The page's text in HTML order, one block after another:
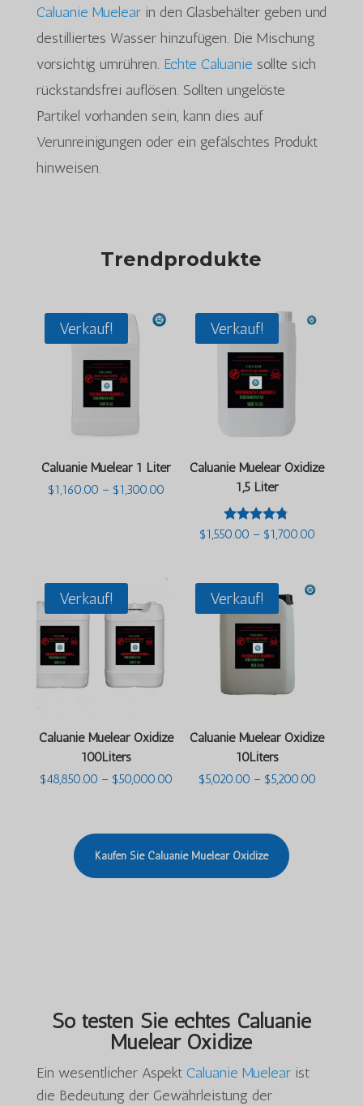
Caluanie Muelearin den Glasbehälter geben und
destilliertes Wasser hinzufügen. Die Mischung
vorsichtig umrühren. Echte Caluanie sollte sich
rückstandsfrei auflösen. Sollten ungelöste
Partikel vorhanden sein, kann dies auf
Verunreinigungen oder ein gefälschtes Produkt
hinweisen.
Trendprodukte
Verkauf!
Caluanie Muelear 1 Liter
$1,160.00 – $1,300.00Preisspanne:
Verkauf!
Caluanie Muelear Oxidize
1,5 Liter
Bewertet
$1,550.00 – $1,700.00
Verkauf!
Caluanie Muelear Oxidize
100Liters
$48,850.00 – $50,000.00Preisspanne:
Verkauf!
Caluanie Muelear Oxidize
10Liters
$5,020.00 – $5,200.00
Kaufen Sie Caluanie Muelear Oxidize
So testen Sie echtes Caluanie
Muelear Oxidize
Ein wesentlicher Aspekt Caluanie Muelearist
die Bedeutung der Gewährleistung der